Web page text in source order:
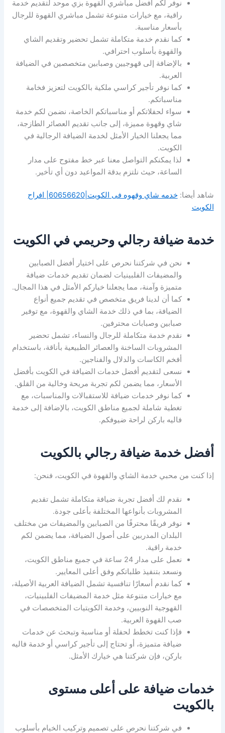
نوفر لكم أفضل مباشري القهوة بزي موحد لتقديم خدمة
راقية، مع خيارات متنوعة تشمل مباشري القهوة للرجال
بأسعار مناسبة.
كما نقدم خدمة متكاملة تشمل تحضير وتقديم الشاي
والقهوة بأسلوب احترافي.
بالإضافة إلى قهوجيين وصبابين متخصصين في الضيافة
العربية.
كما نوفر تأجير كراسي ملكية بالكويت لتعزيز فخامة
مناسباتكم.
سواء لحفلاتكم أو مناسباتكم الخاصة، نضمن لكم خدمة
شاي وقهوة مميزة، إلى جانب تقديم العصائر الطازجة،
مما يجعلنا الخيار الأمثل لخدمة الضيافة الرجالية في
الكويت.
لذا يمكنكم التواصل معنا عبر خط مفتوح على مدار
الساعة، حيث نلتزم بدقة المواعيد دون أي تأخير.
شاهد أيضا:
خدمه شاي وقهوه فى الكويت|60656620| افراح
الكويت
خدمة ضيافة رجالي وحريمي في الكويت
نحن في شركتنا نحرص على اختيار أفضل الصبابين
والمضيفات الفلبينيات لضمان تقديم خدمات ضيافة
متميزة وآمنة، مما يجعلنا خياركم الأمثل في هذا المجال.
كما أن لدينا فريق متخصص في تقديم جميع أنواع
الضيافة، بما في ذلك خدمة الشاي والقهوة، مع توفير
صبابين وصبابات محترفين.
نقدم خدمة متكاملة للرجال والنساء، تشمل تحضير
المشروبات الساخنة والعصائر الطبيعية بأناقة، باستخدام
أفخم الكاسات والدلال والفناجين.
نسعى لتقديم أفضل خدمات الضيافة في الكويت بأفضل
الأسعار، مما يضمن لكم تجربة مريحة وخالية من القلق.
كما نوفر خدمات ضيافة للاستقبالات والمناسبات، مع
تغطية شاملة لجميع مناطق الكويت، بالإضافة إلى خدمة
فاليه باركن لراحة ضيوفكم.
أفضل خدمة ضيافة رجالي بالكويت
إذا كنت من محبي خدمة الشاي والقهوة في الكويت، فنحن:
نقدم لك أفضل تجربة ضيافة متكاملة تشمل تقديم
المشروبات بأنواعها المختلفة بأعلى جودة.
نوفر فريقًا محترفًا من الصبابين والمضيفات من مختلف
البلدان المدربين على أصول الضيافة، مما يضمن لكم
خدمة راقية.
نعمل على مدار 24 ساعة في جميع مناطق الكويت،
ونسعد بتنفيذ طلباتكم وفق أعلى المعايير.
كما نقدم أسعارًا تنافسية تشمل الضيافة العربية الأصيلة،
مع خيارات متنوعة مثل خدمة المضيفات الفلبينيات،
القهوجية النوبيين، وخدمة الكويتيات المتخصصات في
صب القهوة العربية.
فإذا كنت تخطط لحفلة أو مناسبة وتبحث عن خدمات
ضيافة متميزة، أو تحتاج إلى تأجير كراسي أو خدمة فاليه
باركن، فإن شركتنا هي خيارك الأمثل.
خدمات ضيافة على أعلى مستوى
بالكويت
في شركتنا نحرص على تصميم وتركيب الخيام بأسلوب